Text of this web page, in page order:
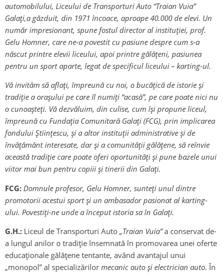
automobilului, Liceului de Transporturi Auto “Traian Vuia”
Galaţi,a găzduit, din 1971 încoace, aproape 40.000 de elevi. Un
număr impresionant, spune fostul director al instituției, prof.
Gelu Homner, care ne-a povestit cu pasiune despre cum s-a
născut printre elevii liceului, apoi printre gălățeni, pasiunea
pentru un sport aparte, legat de specificul liceului – karting-ul.
Vă invităm să aflați, împreună cu noi, o bucățică de istorie și
tradiție a orașului pe care îl numiți “acasă”, pe care poate nici nu
o cunoașteți. Vă dezvăluim, din culise, cum își propune liceul,
împreună cu Fundația Comunitară Galați (FCG), prin implicarea
fondului Științescu, și a altor instituții administrative și de
învățământ interesate, dar și a comunității gălățene, să reînvie
această tradiție care poate oferi oportunități și pune bazele unui
viitor mai bun pentru copiii și tinerii din Galați.
FCG: Domnule profesor, Gelu Homner, sunteți unul dintre
promotorii acestui sport și un ambasador pasionat al karting-
ului. Povestiți-ne unde a început istoria sa în Galați.
G.H.: Liceul de Transporturi Auto „Traian Vuia”a conservat de-
a lungul anilor o tradiţie însemnată în promovarea unei oferte
educaţionale gălăţene tentante, având avantajul unui
„monopol” al specializărilor mecanic auto și electrician auto. În